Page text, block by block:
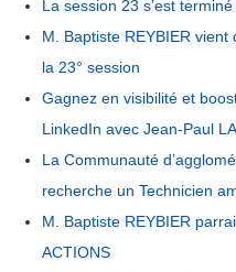
La session 23 s’est
M. Baptiste REYBIER
la 23° session
Gagnez en visibilité et
LinkedIn avec Jean-Paul
La Communauté
recherche un Technicien
M. Baptiste REYBIER
ACTIONS